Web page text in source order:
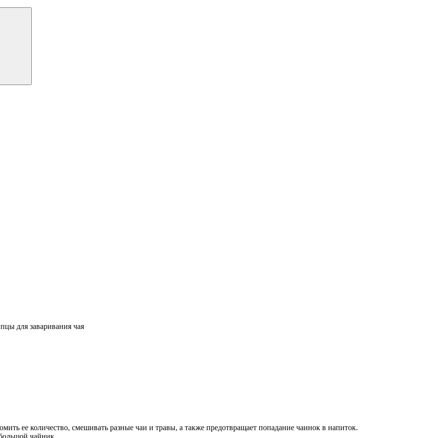
для заваривания чая
ее количество, смешивать разные чаи и травы, а также предотвращает попадание чаинок в напиток.
чайник.